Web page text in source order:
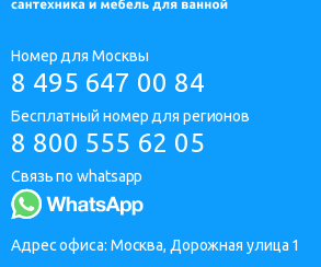
Номер для Москвы
8 495 647 00 84
Бесплатный номер для регионов
8 800 555 62 05
Связь по whatsapp
Адрес офиса: Москва, Дорожная улица 1